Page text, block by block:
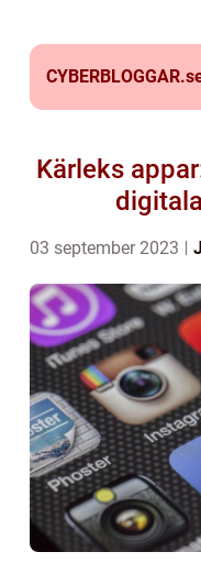
CYBERBLOGGAR.
Kärleks
03 september 2023